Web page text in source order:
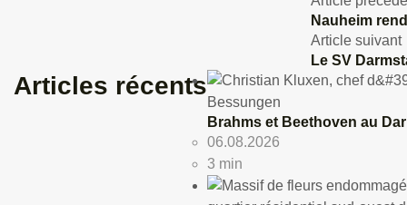
Nauheim
Article suivant
Le SV
Articles récents
Bessungen
Brahms et Beethoven au
06.08.2026
3 min